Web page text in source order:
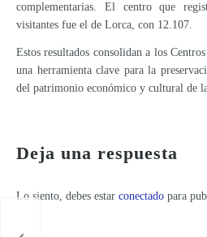
complementarias. El centro que
visitantes fue el de Lorca, con 12.107.
Estos resultados consolidan a los
una herramienta clave para la
del patrimonio económico y cultural de
Deja una respuesta
Lo siento, debes estar conectado para